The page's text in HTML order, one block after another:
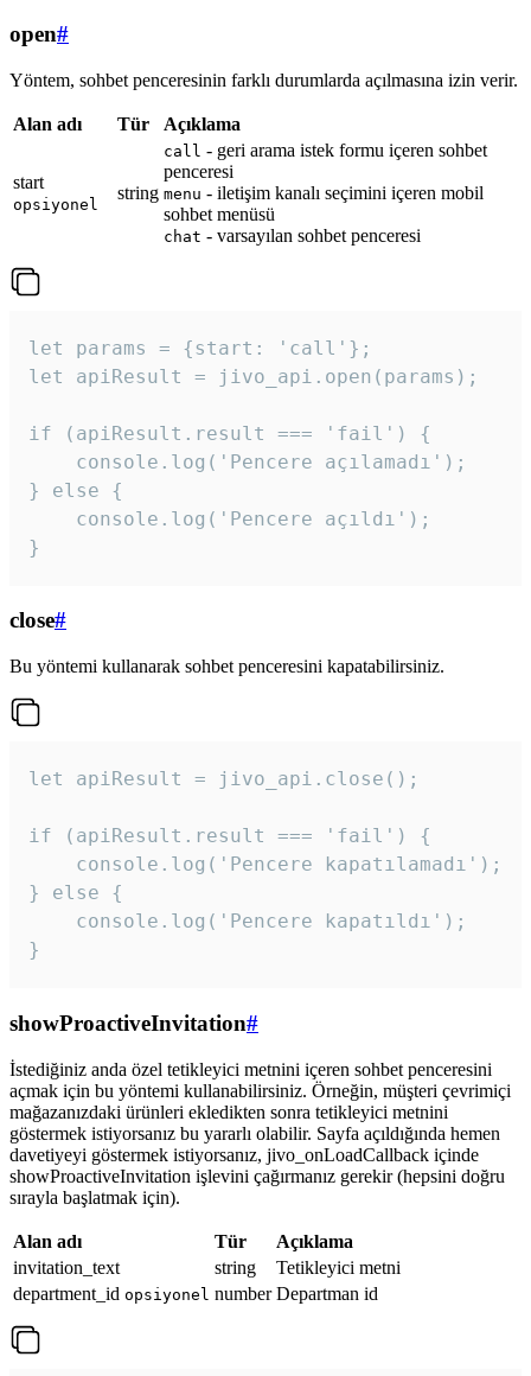
open#
Yöntem, sohbet penceresinin farklı durumlarda açılmasına izin verir.
Alan adı Tür Açıklama
start
opsiyonel
string
call - geri arama istek formu içeren sohbet
penceresi
menu - iletişim kanalı seçimini içeren mobil
sohbet menüsü
chat - varsayılan sohbet penceresi
let params = {start: 'call'};
let apiResult = jivo_api.open(params);
if (apiResult.result === 'fail') {
    console.log('Pencere açılamadı');
} else {
    console.log('Pencere açıldı');
}
close#
Bu yöntemi kullanarak sohbet penceresini kapatabilirsiniz.
let apiResult = jivo_api.close();
if (apiResult.result === 'fail') {
    console.log('Pencere kapatılamadı');
} else {
    console.log('Pencere kapatıldı');
}
showProactiveInvitation#
İstediğiniz anda özel tetikleyici metnini içeren sohbet penceresini
açmak için bu yöntemi kullanabilirsiniz. Örneğin, müşteri çevrimiçi
mağazanızdaki ürünleri ekledikten sonra tetikleyici metnini
göstermek istiyorsanız bu yararlı olabilir. Sayfa açıldığında hemen
davetiyeyi göstermek istiyorsanız, jivo_onLoadCallback içinde
showProactiveInvitation işlevini çağırmanız gerekir (hepsini doğru
sırayla başlatmak için).
Alan adı Tür
Açıklama
invitation_text
string
Tetikleyici metni
department_id opsiyonel number Departman id